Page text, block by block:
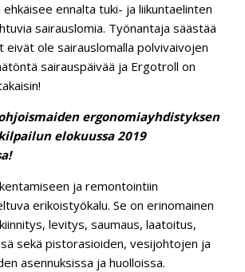
ennalta tuki- ja liikuntaelinten
sairauslomia. Työnantaja säästää
eivät ole sairauslomalla polvivaivojen
sairauspäivää ja Ergotroll on
ergonomiayhdistyksen
elokuussa 2019
ja remontointiin
erikoistyökalu. Se on erinomainen
levitys, saumaus, laatoitus,
sekä pistorasioiden, vesijohtojen ja
asennuksissa ja huolloissa.